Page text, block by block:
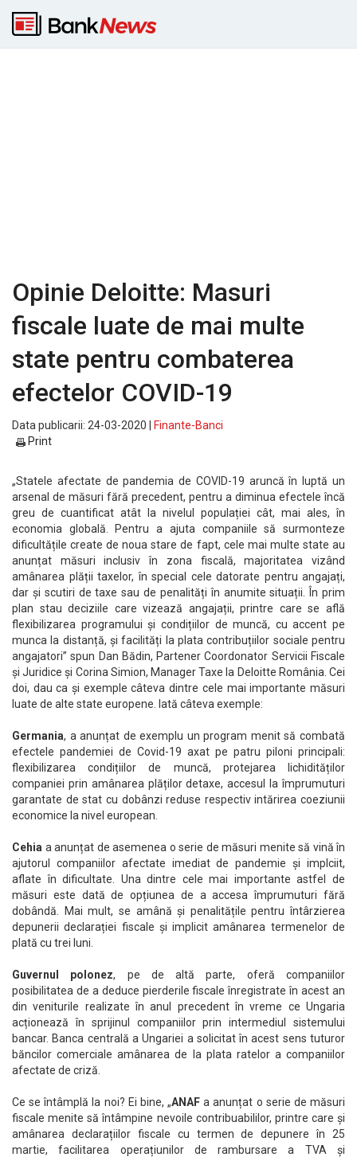
Opinie Deloitte: Masuri
fiscale luate de mai multe
state pentru combaterea
efectelor COVID-19
Data publicarii: 24-03-2020 |
Finante-Banci
Print
„Statele afectate de pandemia de COVID-19 aruncă în luptă un
arsenal de măsuri fără precedent, pentru a diminua efectele încă
greu de cuantificat atât la nivelul populației cât, mai ales, în
economia globală. Pentru a ajuta companiile să surmonteze
dificultățile create de noua stare de fapt, cele mai multe state au
anunțat măsuri inclusiv în zona fiscală, majoritatea vizând
amânarea plății taxelor, în special cele datorate pentru angajați,
dar și scutiri de taxe sau de penalități în anumite situații. În prim
plan stau deciziile care vizează angajații, printre care se află
flexibilizarea programului și condițiilor de muncă, cu accent pe
munca la distanță, și facilități la plata contribuțiilor sociale pentru
angajatori” spun Dan Bădin, Partener Coordonator Servicii Fiscale
și Juridice și Corina Simion, Manager Taxe la Deloitte România. Cei
doi, dau ca și exemple câteva dintre cele mai importante măsuri
luate de alte state europene. Iată câteva exemple:
Germania, a anunțat de exemplu un program menit să combată
efectele pandemiei de Covid-19 axat pe patru piloni principali:
flexibilizarea condițiilor de muncă, protejarea lichidităților
companiei prin amânarea plăților detaxe, accesul la împrumuturi
garantate de stat cu dobânzi reduse respectiv intărirea coeziunii
economice la nivel european.
Cehia a anunțat de asemenea o serie de măsuri menite să vină în
ajutorul companiilor afectate imediat de pandemie și implciit,
aflate în dificultate. Una dintre cele mai importante astfel de
măsuri este dată de opțiunea de a accesa împrumuturi fără
dobândă. Mai mult, se amână și penalitățile pentru întârzierea
depunerii declarației fiscale și implicit amânarea termenelor de
plată cu trei luni.
Guvernul polonez, pe de altă parte, oferă companiilor
posibilitatea de a deduce pierderile fiscale înregistrate în acest an
din veniturile realizate în anul precedent în vreme ce Ungaria
acționează în sprijinul companiilor prin intermediul sistemului
bancar. Banca centrală a Ungariei a solicitat în acest sens tuturor
băncilor comerciale amânarea de la plata ratelor a companiilor
afectate de criză.
Ce se întâmplă la noi? Ei bine, „ANAF a anunțat o serie de măsuri
fiscale menite să întâmpine nevoile contribuabililor, printre care și
amânarea declarațiilor fiscale cu termen de depunere în 25
martie, facilitarea operațiunilor de rambursare a TVA și